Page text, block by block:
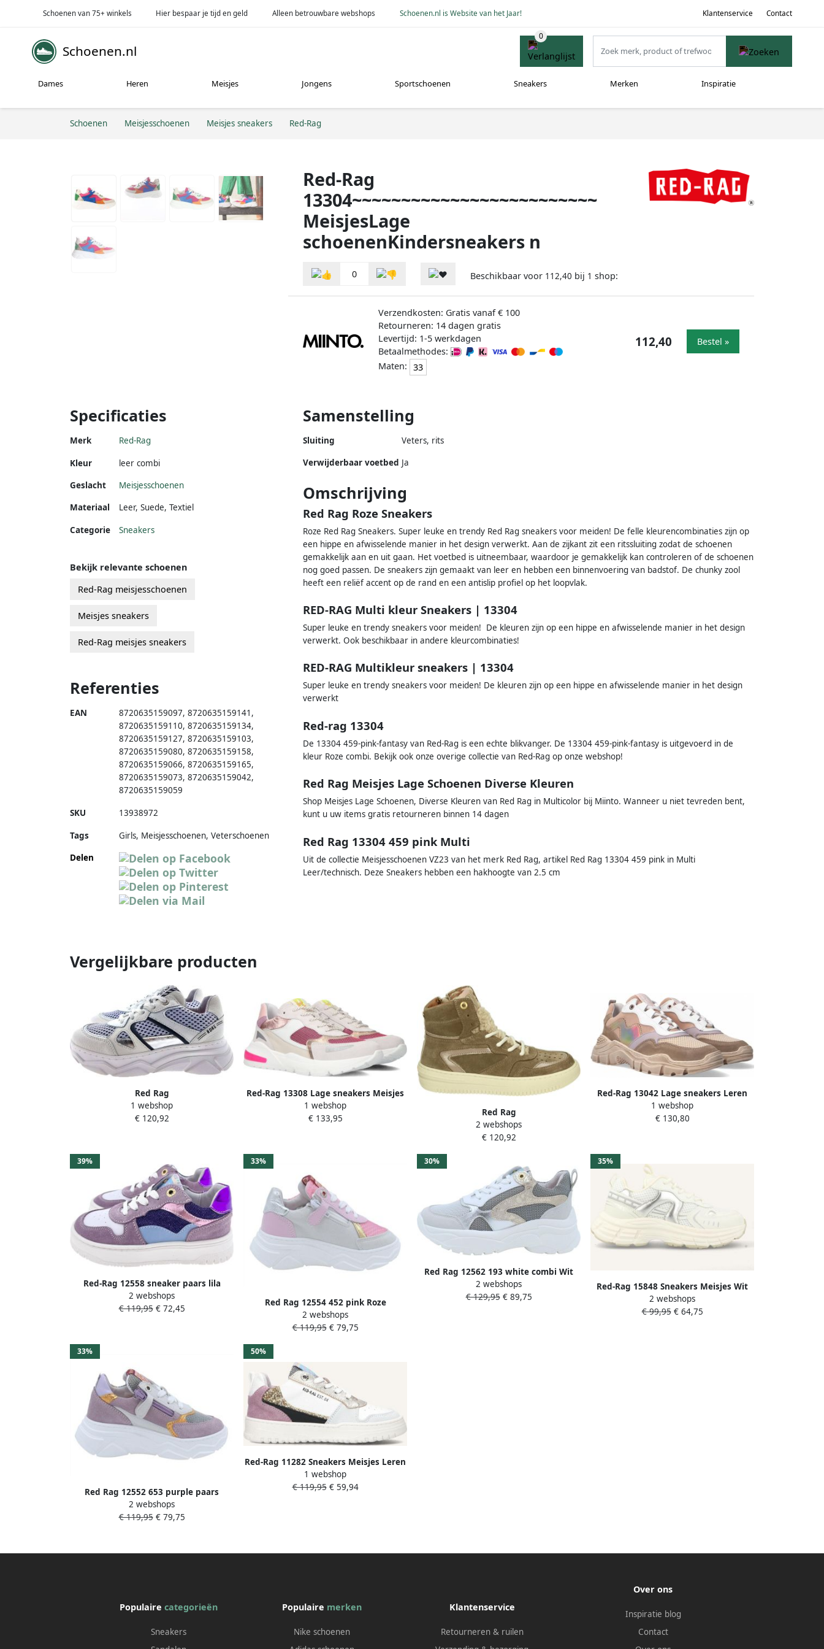
Schoenen van 75+ winkels Hier bespaar je tijd en geld Alleen betrouwbare webshops Schoenen.nl is Website van het Jaar! Klantenservice Contact
Schoenen.nl
Dames Heren Meisjes Jongens Sportschoenen Sneakers Merken Inspiratie
Schoenen Meisjesschoenen Meisjes sneakers Red-Rag
Red-Rag
13304~~~~~~~~~~~~~~~~~~~~~~~~~
MeisjesLage
schoenenKindersneakers n
0 Beschikbaar voor 112,40 bij 1 shop:
Verzendkosten: Gratis vanaf € 100
Retourneren: 14 dagen gratis
Levertijd: 1-5 werkdagen
Betaalmethodes:
Maten: 33
112,40 Bestel »
Specificaties
Merk Red-Rag
Kleur
leer combi
Geslacht
Meisjesschoenen
Materiaal
Leer, Suede, Textiel
Categorie Sneakers
Samenstelling
Sluiting
Veters, rits
Verwijderbaar voetbed Ja
Omschrijving
Red Rag Roze Sneakers
Roze Red Rag Sneakers. Super leuke en trendy Red Rag sneakers voor meiden! De felle kleurencombinaties zijn op
een hippe en afwisselende manier in het design verwerkt. Aan de zijkant zit een ritssluiting zodat de schoenen
gemakkelijk aan en uit gaan. Het voetbed is uitneembaar, waardoor je gemakkelijk kan controleren of de schoenen
nog goed passen. De sneakers zijn gemaakt van leer en hebben een binnenvoering van badstof. De chunky zool
heeft een reliëf accent op de rand en een antislip profiel op het loopvlak.
RED-RAG Multi kleur Sneakers | 13304
Super leuke en trendy sneakers voor meiden! De kleuren zijn op een hippe en afwisselende manier in het design
verwerkt. Ook beschikbaar in andere kleurcombinaties!
RED-RAG Multikleur sneakers | 13304
Super leuke en trendy sneakers voor meiden! De kleuren zijn op een hippe en afwisselende manier in het design
verwerkt
Red-rag 13304
De 13304 459-pink-fantasy van Red-Rag is een echte blikvanger. De 13304 459-pink-fantasy is uitgevoerd in de
kleur Roze combi. Bekijk ook onze overige collectie van Red-Rag op onze webshop!
Red Rag Meisjes Lage Schoenen Diverse Kleuren
Shop Meisjes Lage Schoenen, Diverse Kleuren van Red Rag in Multicolor bij Miinto. Wanneer u niet tevreden bent,
kunt u uw items gratis retourneren binnen 14 dagen
Red Rag 13304 459 pink Multi
Uit de collectie Meisjesschoenen VZ23 van het merk Red Rag, artikel Red Rag 13304 459 pink in Multi
Leer/technisch. Deze Sneakers hebben een hakhoogte van 2.5 cm
Bekijk relevante schoenen
Red-Rag meisjesschoenen
Meisjes sneakers
Red-Rag meisjes sneakers
Referenties
EAN 8720635159097, 8720635159141 ,
8720635159110, 8720635159134,
8720635159127, 8720635159103,
8720635159080, 8720635159158,
8720635159066, 8720635159165,
8720635159073, 8720635159042,
8720635159059
SKU 13938972
Tags
Girls, Meisjesschoenen, Veterschoenen
Delen
Vergelijkbare producten
Red Rag
13354~~~~~~~~~~~~~~~~~~~~~~~~~
MeisjesLage schoenenKindersneakers
1 webshop
€ 120,92
Red-Rag 13308 Lage sneakers Meisjes
Kids Roze
1 webshop
€ 133,95
Red Rag
13334~~~~~~~~~~~~~~~~~~~~~~~~~
MeisjesHalf-hoogKindersneakers Taupe
2 webshops
€ 120,92
Red-Rag 13042 Lage sneakers Leren
Sneaker Meisjes Beige
1 webshop
€ 130,80
39%
Red-Rag 12558 sneaker paars lila
2 webshops
€ 119,95€ 72,45
33%
Red Rag 12554 452 pink Roze
2 webshops
€ 119,95€ 79,75
30%
Red Rag 12562 193 white combi Wit
2 webshops
€ 129,95€ 89,75
35%
Red-Rag 15848 Sneakers Meisjes Wit
2 webshops
€ 99,95€ 64,75
33%
Red Rag 12552 653 purple paars
2 webshops
€ 119,95€ 79,75
50%
Red-Rag 11282 Sneakers Meisjes Leren
Sneaker Wit
1 webshop
€ 119,95€ 59,94
Populairecategorieën
Sneakers
Populaire merken
Nike schoenen
Klantenservice
Retourneren & ruilen
Over ons
Inspiratie blog
Contact